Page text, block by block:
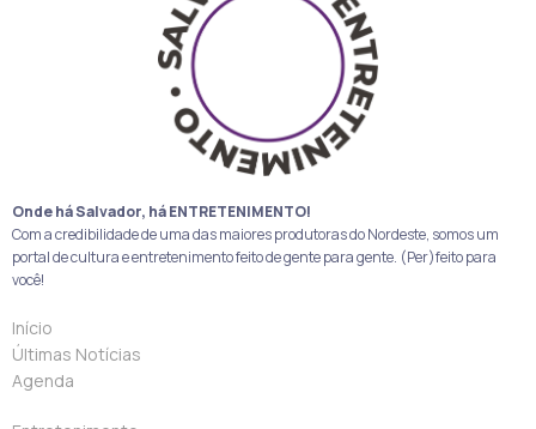
Onde há Salvador, há ENTRETENIMENTO!
Com a credibilidade de uma das maiores produtoras do Nordeste, somos um
portal de cultura e entretenimento feito de gente para gente. (Per)feito para
você!
Início
Últimas Notícias
Agenda